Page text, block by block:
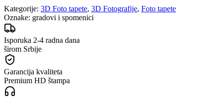
Kategorije: 3D Foto tapete, 3D Fotografije, Foto tapete
Oznake: gradovi i spomenici
Isporuka 2-4 radna dana
širom Srbije
Garancija kvaliteta
Premium HD štampa